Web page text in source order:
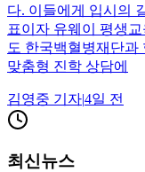
다. 이들에게 입시의
표이자 유웨이 평생
도 한국백혈병재단과
맞춤형 진학 상담에
김영중 기자|4일 전
최신뉴스